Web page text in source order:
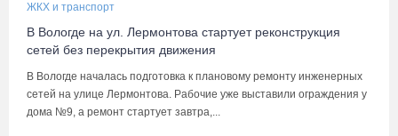
ЖКХ и транспорт
В Вологде на ул. Лермонтова стартует реконструкция
сетей без перекрытия движения
В Вологде началась подготовка к плановому ремонту инженерных
сетей на улице Лермонтова. Рабочие уже выставили ограждения у
дома №9, а ремонт стартует завтра,...